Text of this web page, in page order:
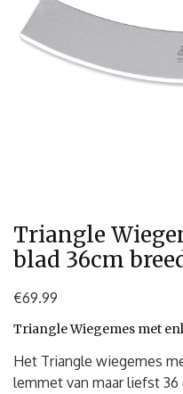
Triangle
blad 36cm
€69.99
Triangle Wiegemes met
Het Triangle wiegemes
lemmet van maar liefst